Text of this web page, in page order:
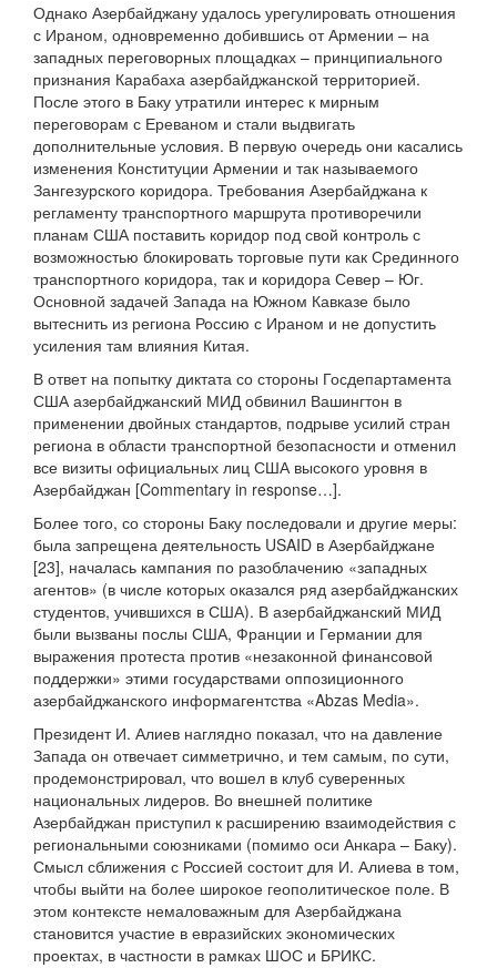
Однако Азербайджану удалось урегулировать отношения
с Ираном, одновременно добившись от Армении – на
западных переговорных площадках – принципиального
признания Карабаха азербайджанской территорией.
После этого в Баку утратили интерес к мирным
переговорам с Ереваном и стали выдвигать
дополнительные условия. В первую очередь они касались
изменения Конституции Армении и так называемого
Зангезурского коридора. Требования Азербайджана к
регламенту транспортного маршрута противоречили
планам США поставить коридор под свой контроль с
возможностью блокировать торговые пути как Срединного
транспортного коридора, так и коридора Север – Юг.
Основной задачей Запада на Южном Кавказе было
вытеснить из региона Россию с Ираном и не допустить
усиления там влияния Китая.
В ответ на попытку диктата со стороны Госдепартамента
США азербайджанский МИД обвинил Вашингтон в
применении двойных стандартов, подрыве усилий стран
региона в области транспортной безопасности и отменил
все визиты официальных лиц США высокого уровня в
Азербайджан [Commentary in response…].
Более того, со стороны Баку последовали и другие меры:
была запрещена деятельность USAID в Азербайджане
[23], началась кампания по разоблачению «западных
агентов» (в числе которых оказался ряд азербайджанских
студентов, учившихся в США). В азербайджанский МИД
были вызваны послы США, Франции и Германии для
выражения протеста против «незаконной финансовой
поддержки» этими государствами оппозиционного
азербайджанского информагентства «Abzas Media».
Президент И. Алиев наглядно показал, что на давление
Запада он отвечает симметрично, и тем самым, по сути,
продемонстрировал, что вошел в клуб суверенных
национальных лидеров. Во внешней политике
Азербайджан приступил к расширению взаимодействия с
региональными союзниками (помимо оси Анкара – Баку).
Смысл сближения с Россией состоит для И. Алиева в том,
чтобы выйти на более широкое геополитическое поле. В
этом контексте немаловажным для Азербайджана
становится участие в евразийских экономических
проектах, в частности в рамках ШОС и БРИКС.